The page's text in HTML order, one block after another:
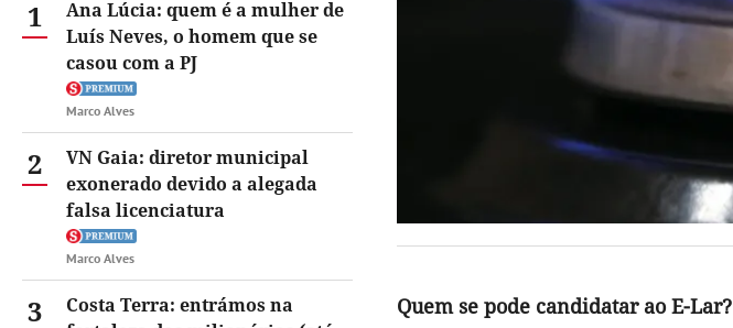
1
Ana Lúcia: quem é a mulher de
Luís Neves, o homem que se
casou com a PJ
Marco Alves
2
VN Gaia: diretor municipal
exonerado devido a alegada
falsa licenciatura
Marco Alves
3
Costa Terra: entrámos na
Quem se pode candidatar ao E-Lar?